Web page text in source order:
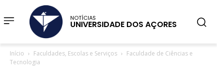
NOTÍCIAS
UNIVERSIDADE DOS AÇORES
Início Faculdades, Escolas e Serviços
Faculdade de Ciências e
Tecnologia